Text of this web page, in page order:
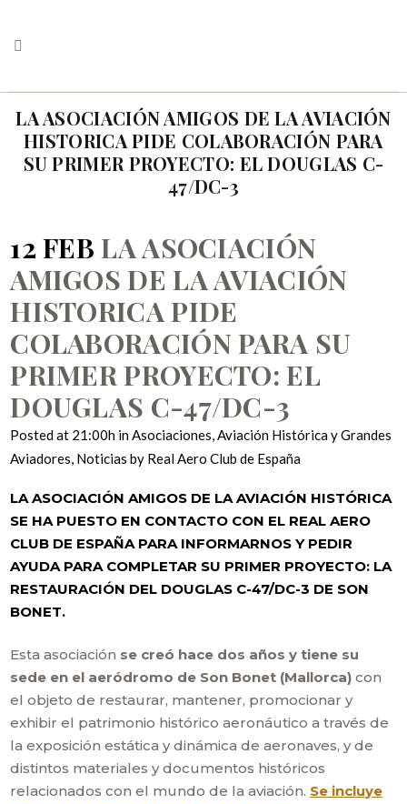
LA ASOCIACIÓN AMIGOS DE LA AVIACIÓN
HISTORICA PIDE COLABORACIÓN PARA
SU PRIMER PROYECTO: EL DOUGLAS C-
47/DC-3
12 FEB LA ASOCIACIÓN
AMIGOS DE LA AVIACIÓN
HISTORICA PIDE
COLABORACIÓN PARA SU
PRIMER PROYECTO: EL
DOUGLAS C-47/DC-3
Posted at 21:00h inAsociaciones,Aviación Histórica y Grandes
Aviadores, Noticias by Real Aero Club de España
LA ASOCIACIÓN AMIGOS DE LA AVIACIÓN HISTÓRICA
SE HA PUESTO EN CONTACTO CON EL REAL AERO
CLUB DE ESPAÑA PARA INFORMARNOS Y PEDIR
AYUDA PARA COMPLETAR SU PRIMER PROYECTO: LA
RESTAURACIÓN DEL DOUGLAS C-47/DC-3 DE SON
BONET.
Esta asociación se creó hace dos años y tiene su
sede en el aeródromo de Son Bonet (Mallorca) con
el objeto de restaurar, mantener, promocionar y
exhibir el patrimonio histórico aeronáutico a través de
la exposición estática y dinámica de aeronaves, y de
distintos materiales y documentos históricos
relacionados con el mundo de la aviación. Se incluye